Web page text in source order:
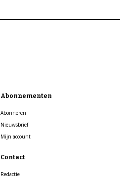
Abonnementen
Abonneren
Nieuwsbrief
Mijn account
Contact
Redactie